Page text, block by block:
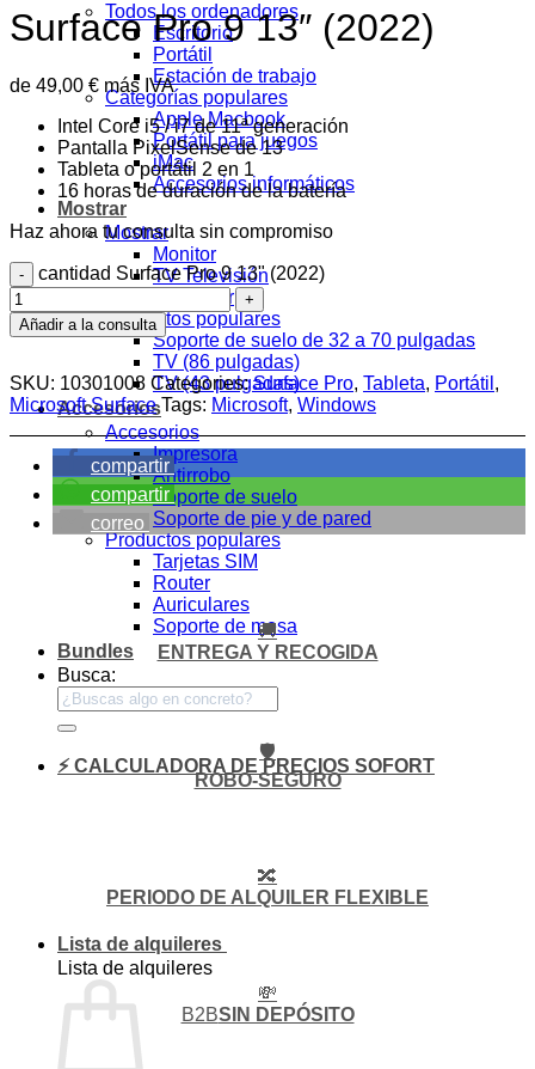
Todos los ordenadores
Escritorio
Portátil
Estación de trabajo
Categorías populares
Apple Macbook
Portátil para juegos
iMac
Accesorios informáticos
Mostrar
Mostrar
Monitor
TV Televisión
Proyector
Productos populares
Soporte de suelo de 32 a 70 pulgadas
TV (86 pulgadas)
TV (43 pulgadas)
Accesorios
Accesorios
Impresora
Antirrobo
Soporte de suelo
Soporte de pie y de pared
Productos populares
Tarjetas SIM
Router
Auriculares
Soporte de mesa
Bundles
Busca:
⚡ CALCULADORA DE PRECIOS SOFORT
Lista de alquileres
Lista de alquileres
Surface Pro 9 13″ (2022)
de 49,00 € más IVA
Intel Core i5 / i7 de 11ª generación
Pantalla PixelSense de 13
Tableta o portátil 2 en 1
16 horas de duración de la batería
Haz ahora tu consulta sin compromiso
cantidad Surface Pro 9 13" (2022)
Añadir a la consulta
SKU: 10301008 Categories:Surface Pro, Tableta, Portátil ,
Microsoft Surface Tags: Microsoft, Windows
compartir
compartir
correo
🚚
ENTREGA Y RECOGIDA
🛡️
ROBO-SEGURO
🔀
PERIODO DE ALQUILER FLEXIBLE
💸
B2BSIN DEPÓSITO